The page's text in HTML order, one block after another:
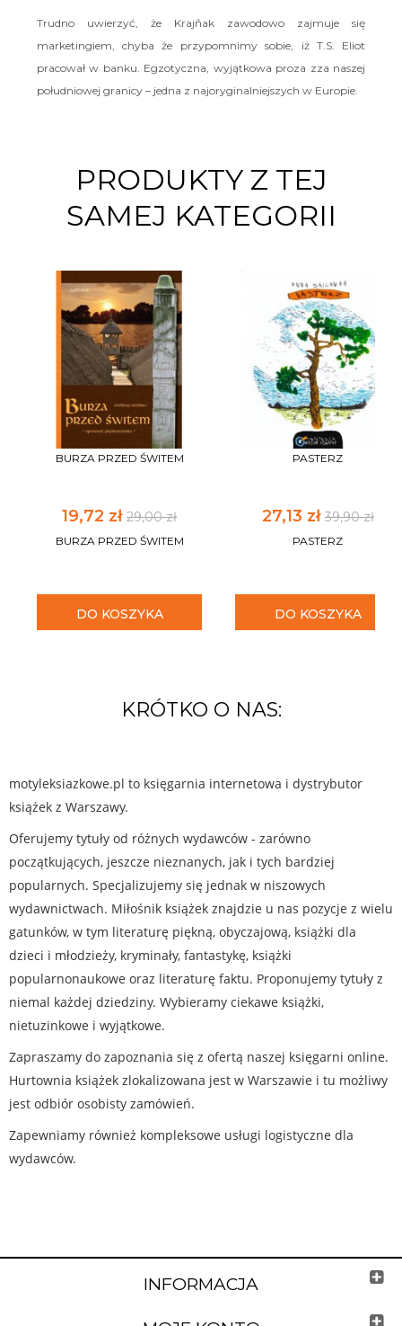
Trudno uwierzyć, że Krajňak zawodowo zajmuje się
marketingiem, chyba że przypomnimy sobie, iż T.S. Eliot
pracował w banku. Egzotyczna, wyjątkowa proza zza naszej
południowej granicy – jedna z najoryginalniejszych w Europie.
PRODUKTY Z TEJ
SAMEJ KATEGORII
BURZA PRZED ŚWITEM
19,72 zł 29,00 zł
BURZA PRZED ŚWITEM
DO KOSZYKA
PASTERZ
27,13 zł39,90 zł
PASTERZ
DO KOSZYKA
KRÓTKO O NAS:
motyleksiazkowe.pl to księgarnia internetowa i dystrybutor
książek z Warszawy.
Oferujemy tytuły od różnych wydawców - zarówno
początkujących, jeszcze nieznanych, jak i tych bardziej
popularnych. Specjalizujemy się jednak w niszowych
wydawnictwach. Miłośnik książek znajdzie u nas pozycje z wielu
gatunków, w tym literaturę piękną, obyczajową, książki dla
dzieci i młodzieży, kryminały, fantastykę, książki
popularnonaukowe oraz literaturę faktu. Proponujemy tytuły z
niemal każdej dziedziny. Wybieramy ciekawe książki,
nietuzinkowe i wyjątkowe.
Zapraszamy do zapoznania się z ofertą naszej księgarni online.
Hurtownia książek zlokalizowana jest w Warszawie i tu możliwy
jest odbiór osobisty zamówień.
Zapewniamy również kompleksowe usługi logistyczne dla
wydawców.
INFORMACJA